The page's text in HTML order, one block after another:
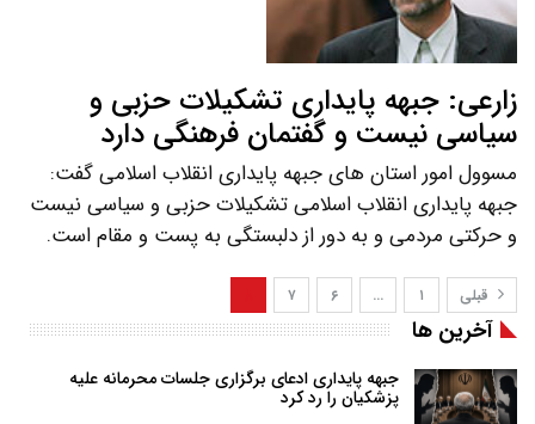
زارعی: جبهه پایداری تشکیلات حزبی و
سیاسی نیست و گفتمان فرهنگی دارد
مسوول امور استان های جبهه پایداری انقلاب اسلامی گفت:
جبهه پایداری انقلاب اسلامی تشکیلات حزبی و سیاسی نیست
و حرکتی مردمی و به دور از دلبستگی به پست و مقام است.
قبلی ۱ … ۶ ۷
آخرین ها
جبهه پایداری ادعای برگزاری جلسات محرمانه علیه
پزشکیان را رد کرد